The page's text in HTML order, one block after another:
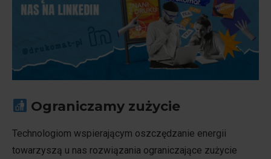
Ograniczamy zużycie
Technologiom wspierającym oszczędzanie energii
towarzyszą u nas rozwiązania ograniczające zużycie